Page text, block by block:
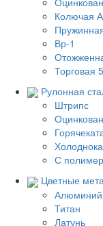
Колючая
Вр-1
Торговая
Рулонная
Штрипс
С
Цветные
Алюминий
Титан
Латунь